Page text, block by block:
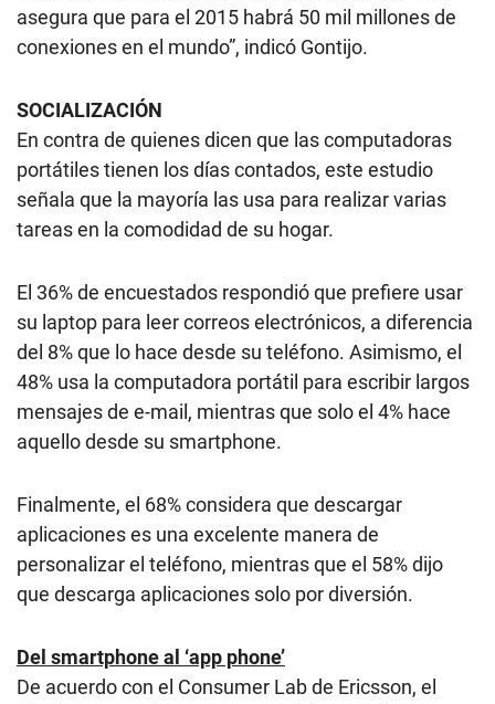
asegura que para el 2015 habrá 50 mil millones de
conexiones en el mundo”, indicó Gontijo.
SOCIALIZACIÓN
En contra de quienes dicen que las computadoras
portátiles tienen los días contados, este estudio
señala que la mayoría las usa para realizar varias
tareas en la comodidad de su hogar.
El 36% de encuestados respondió que prefiere usar
su laptop para leer correos electrónicos, a diferencia
del 8% que lo hace desde su teléfono. Asimismo, el
48% usa la computadora portátil para escribir largos
mensajes de e-mail, mientras que solo el 4% hace
aquello desde su smartphone.
Finalmente, el 68% considera que descargar
aplicaciones es una excelente manera de
personalizar el teléfono, mientras que el 58% dijo
que descarga aplicaciones solo por diversión.
Del smartphone al ‘app phone’
De acuerdo con el Consumer Lab de Ericsson, el